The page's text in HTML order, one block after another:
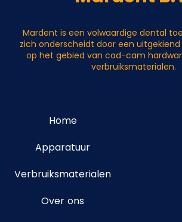
Mardent is een volwaardige dental
zich onderscheidt door een
op het gebied van cad-cam
verbruiksmaterialen.
Home
Apparatuur
Verbruiksmaterialen
Over ons